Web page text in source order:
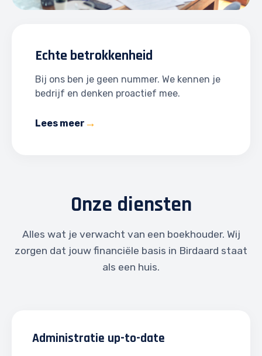
Echte betrokkenheid
Bij ons ben je geen nummer. We kennen je
bedrijf en denken proactief mee.
Lees meer
Onze diensten
Alles wat je verwacht van een boekhouder. Wij
zorgen dat jouw financiële basis in Birdaard staat
als een huis.
Administratie up-to-date